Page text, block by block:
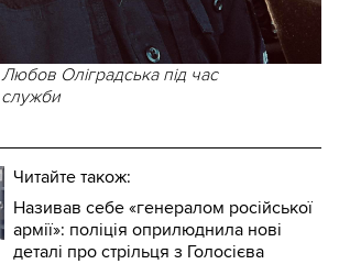
Любов Оліградська під час
служби
Читайте також:
Називав себе «генералом російської
армії»: поліція оприлюднила нові
деталі про стрільця з Голосієва